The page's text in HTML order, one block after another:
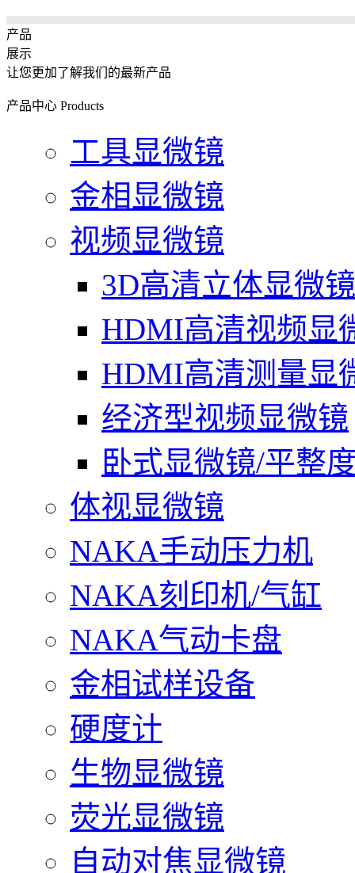
产品
展示
让您更加了解我们的最新产品
产品中心 Products
工具显微镜
金相显微镜
视频显微镜
3D高清立体显微镜
HDMI高清视频显
HDMI高清测量显
经济型视频显微镜
卧式显微镜/平整
体视显微镜
NAKA手动压力机
NAKA刻印机/气缸
NAKA气动卡盘
金相试样设备
硬度计
生物显微镜
荧光显微镜
自动对焦显微镜